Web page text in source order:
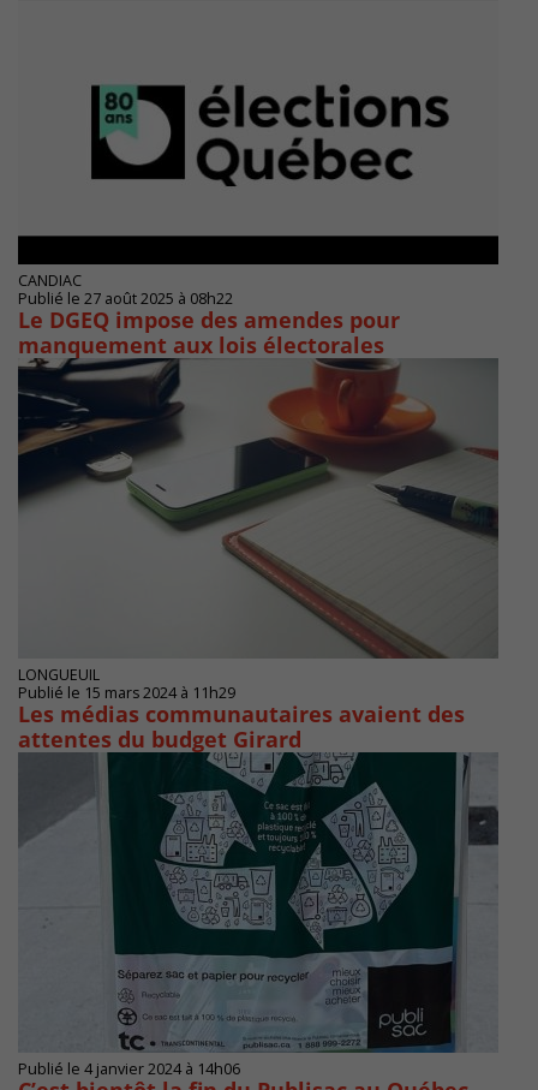
CANDIAC
Publié le 27 août 2025 à 08h22
Le DGEQ impose des amendes pour
manquement aux lois électorales
LONGUEUIL
Publié le 15 mars 2024 à 11h29
Les médias communautaires avaient des
attentes du budget Girard
Publié le 4 janvier 2024 à 14h06